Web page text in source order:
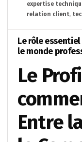
expertise
relation client,
Le rôle
le monde
Le
Entre